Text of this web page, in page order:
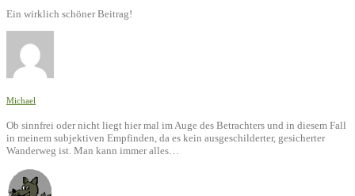
Ein wirklich schöner Beitrag!
Michael
Ob sinnfrei oder nicht liegt hier mal im Auge des Betrachters und in diesem Fall
in meinem subjektiven Empfinden, da es kein ausgeschilderter, gesicherter
Wanderweg ist. Man kann immer alles…